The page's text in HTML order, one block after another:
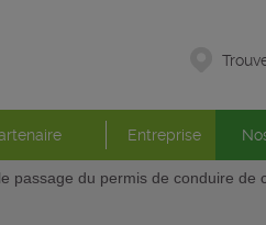
Entreprise
passage du permis de conduire de